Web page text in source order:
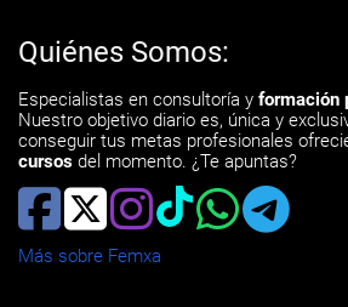
Quiénes Somos:
Especialistas en consultoría y formación
Nuestro objetivo diario es, única y
conseguir tus metas profesionales
cursos del momento. ¿Te apuntas?
Más sobre Femxa